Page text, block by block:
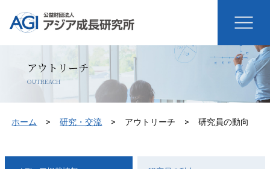
アウトリーチ
OUTREACH
ホーム 研究・交流 アウトリーチ 研究員の動向